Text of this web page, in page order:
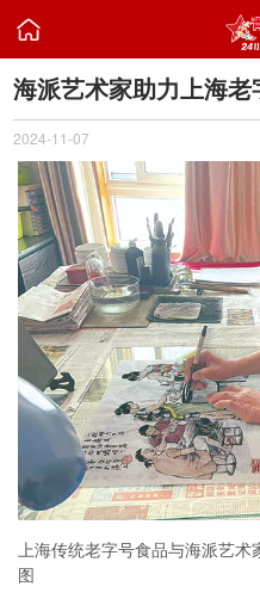

海派艺术家助力上海老
2024-11-07
上海传统老字号食品与海派艺
图